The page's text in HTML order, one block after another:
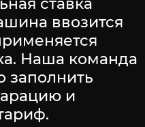
ввозится
Наша команда
заполнить
и